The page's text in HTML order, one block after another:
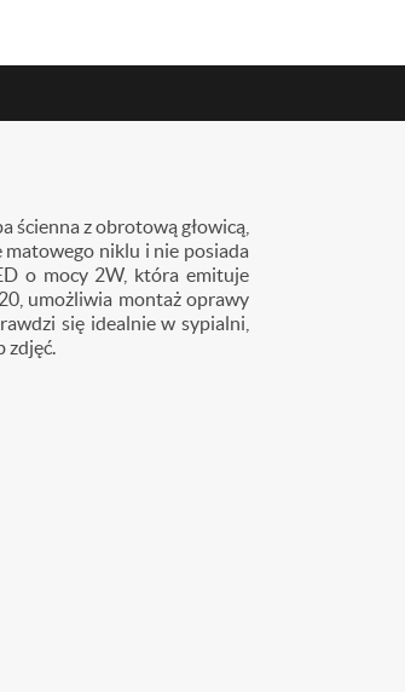
ścienna z obrotową głowicą,
niklu i nie posiada
o mocy 2W, która emituje
umożliwia montaż oprawy
się idealnie w sypialni,
zdjęć.